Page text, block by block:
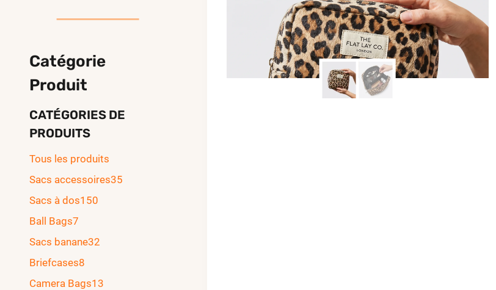
Catégorie
Produit
CATÉGORIES DE
PRODUITS
Tous les produits
Sacs accessoires35
Sacs à dos150
Ball Bags7
Sacs banane32
Briefcases8
Camera Bags13